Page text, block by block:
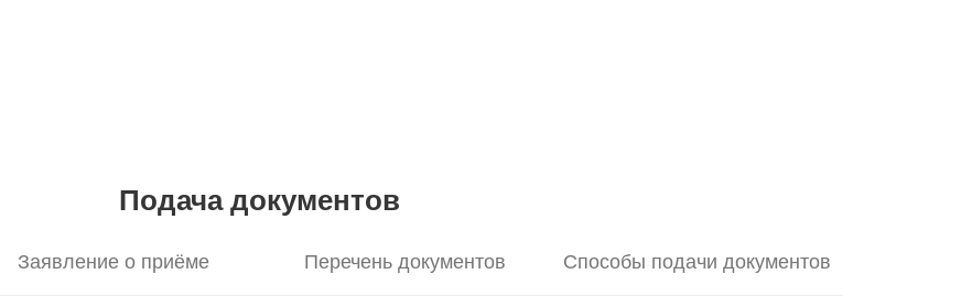
Подача документов
Заявление о приёме Перечень документов Способы подачи документов